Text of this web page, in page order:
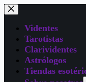
Videntes
Tarotistas
Clarividentes
Astrólogos
Tiendas